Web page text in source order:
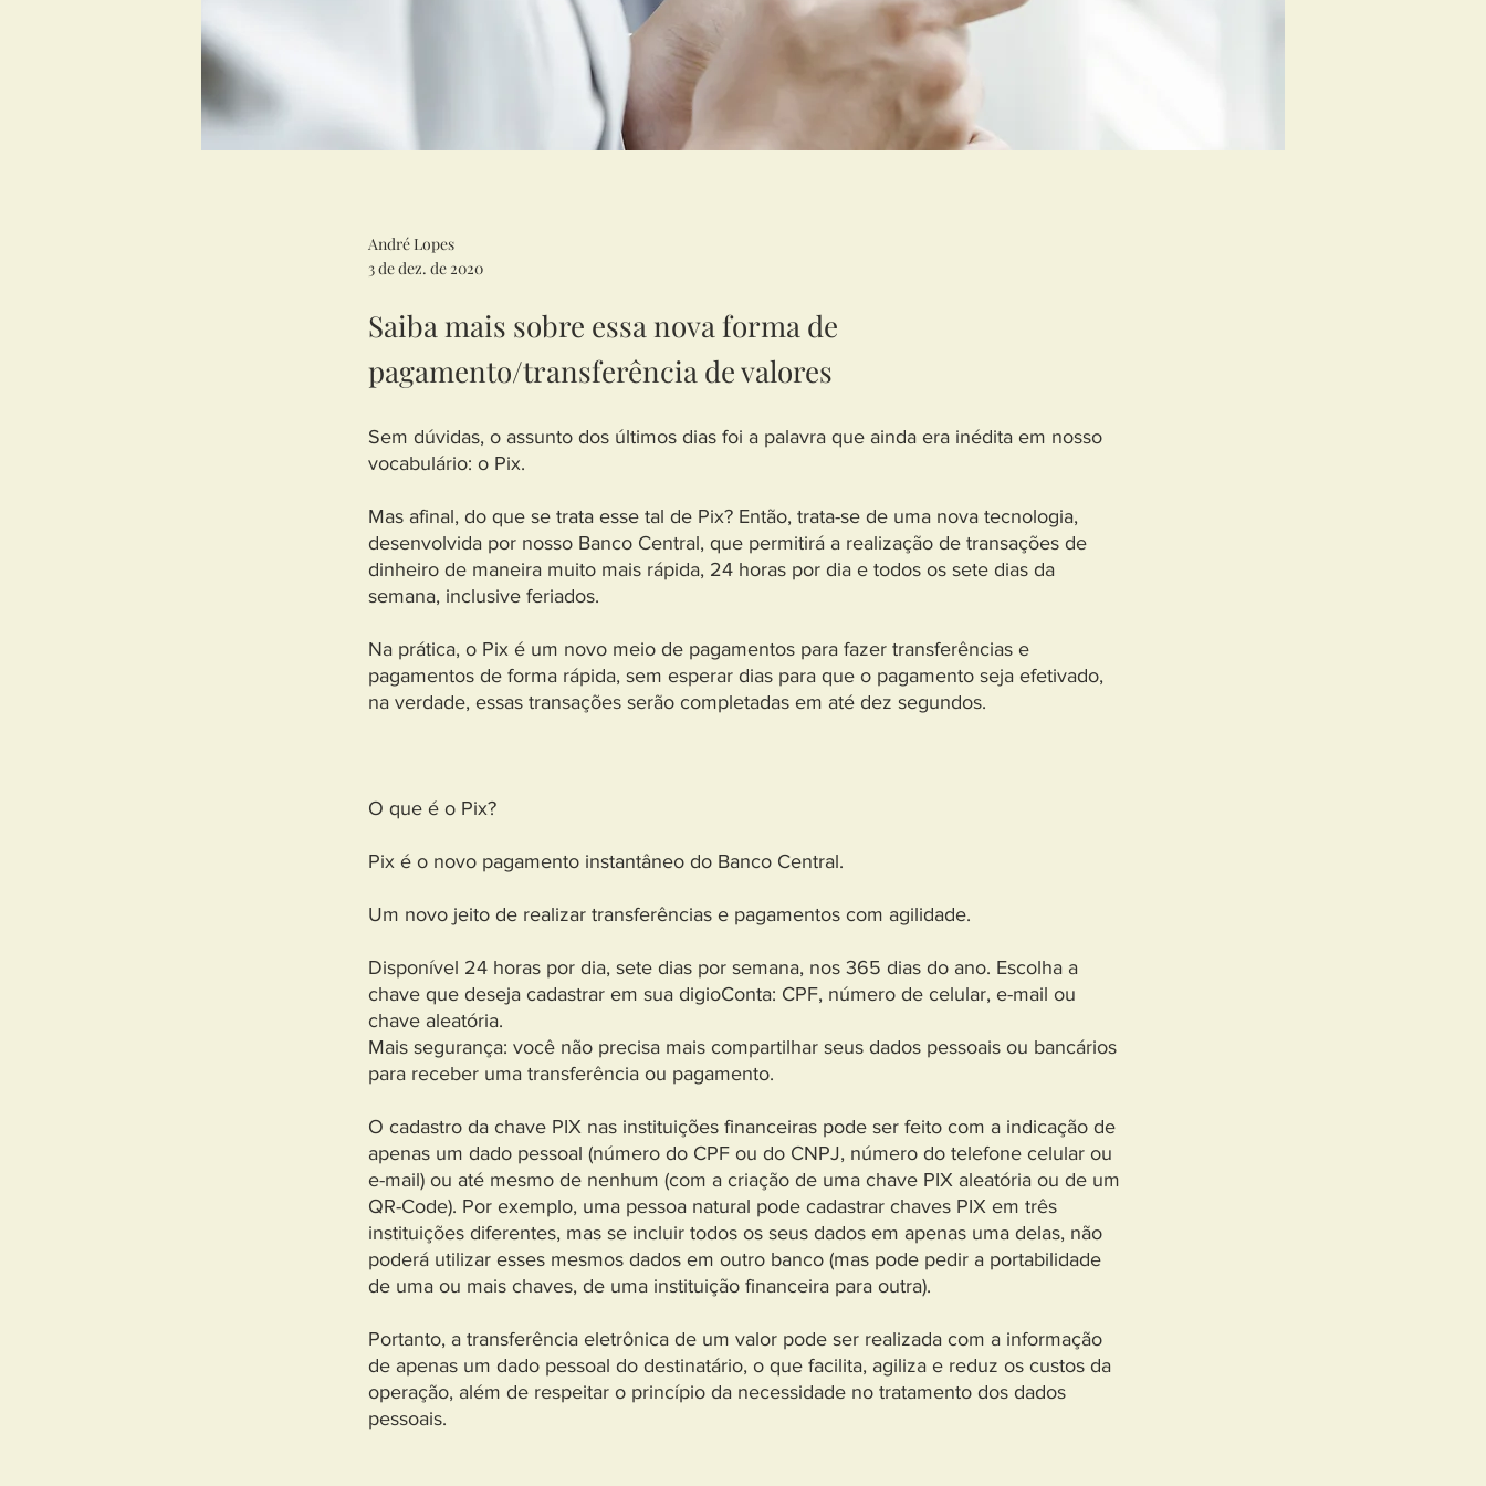
André Lopes
3 de dez. de 2020
Saiba mais sobre essa nova forma de
pagamento/transferência de valores
Sem dúvidas, o assunto dos últimos dias foi a palavra que ainda era inédita em nosso
vocabulário: o Pix.
Mas afinal, do que se trata esse tal de Pix? Então, trata-se de uma nova tecnologia,
desenvolvida por nosso Banco Central, que permitirá a realização de transações de
dinheiro de maneira muito mais rápida, 24 horas por dia e todos os sete dias da
semana, inclusive feriados.
Na prática, o Pix é um novo meio de pagamentos para fazer transferências e
pagamentos de forma rápida, sem esperar dias para que o pagamento seja efetivado,
na verdade, essas transações serão completadas em até dez segundos.
O que é o Pix?
Pix é o novo pagamento instantâneo do Banco Central.
Um novo jeito de realizar transferências e pagamentos com agilidade.
Disponível 24 horas por dia, sete dias por semana, nos 365 dias do ano. Escolha a
chave que deseja cadastrar em sua digioConta: CPF, número de celular, e-mail ou
chave aleatória.
Mais segurança: você não precisa mais compartilhar seus dados pessoais ou bancários
para receber uma transferência ou pagamento.
O cadastro da chave PIX nas instituições financeiras pode ser feito com a indicação de
apenas um dado pessoal (número do CPF ou do CNPJ, número do telefone celular ou
e-mail) ou até mesmo de nenhum (com a criação de uma chave PIX aleatória ou de um
QR-Code). Por exemplo, uma pessoa natural pode cadastrar chaves PIX em três
instituições diferentes, mas se incluir todos os seus dados em apenas uma delas, não
poderá utilizar esses mesmos dados em outro banco (mas pode pedir a portabilidade
de uma ou mais chaves, de uma instituição financeira para outra).
Portanto, a transferência eletrônica de um valor pode ser realizada com a informação
de apenas um dado pessoal do destinatário, o que facilita, agiliza e reduz os custos da
operação, além de respeitar o princípio da necessidade no tratamento dos dados
pessoais.